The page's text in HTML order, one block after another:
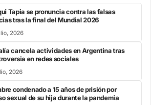
Tapia se pronuncia contra las falsas
tras la final del Mundial 2026
2026
cancela actividades en Argentina tras
en redes sociales
2026
condenado a 15 años de prisión por
sexual de su hija durante la pandemia